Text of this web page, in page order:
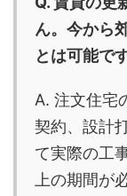
ん。今から
とは可能で
A. 注文住宅
契約、設計
て実際の工
上の期間が